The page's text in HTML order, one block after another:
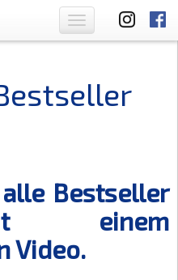
Toggle
navigation
Bestseller
einem
Video.